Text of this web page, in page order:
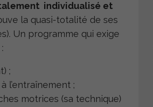
individualisé et
la quasi-totalité de ses
Un programme qui exige
;
l’entraînement ;
motrices (sa technique)